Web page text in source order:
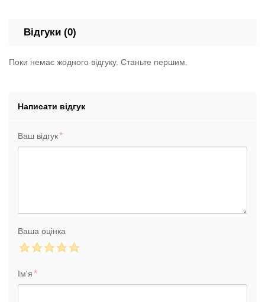
Відгуки (0)
Поки немає жодного відгуку. Станьте першим.
Написати відгук
Ваш відгук
Ваша оцінка
Ім'я